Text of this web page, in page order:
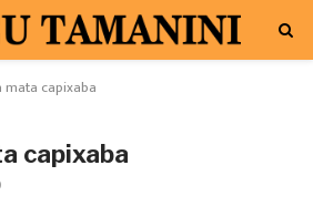
capixaba
capixaba